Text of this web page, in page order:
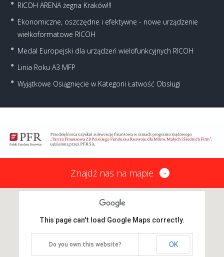
RICOH ARENA żegna Kraków!!!
Ekonomiczne, oszczędne i efektywne - nowe urządzenie
wielkoformatowe RICOH
Medal Europejski dla urządzeń wielofunkcyjnych RICOH
Linia Roku A3 MFP
Wyjątkowe Osiągnięcie w Kategorii Łatwość Obsługi
Znajdź nas na mapie
This page can't load Google Maps correctly.
Do you own this website? OK